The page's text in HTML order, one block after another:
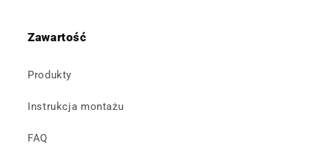
Zawartość
Produkty
Instrukcja montażu
FAQ